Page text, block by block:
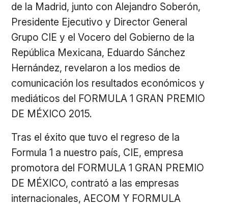
de la Madrid, junto con Alejandro Soberón,
Presidente Ejecutivo y Director General
Grupo CIE y el Vocero del Gobierno de la
República Mexicana, Eduardo Sánchez
Hernández, revelaron a los medios de
comunicación los resultados económicos y
mediáticos del FORMULA 1 GRAN PREMIO
DE MÉXICO 2015.
Tras el éxito que tuvo el regreso de la
Formula 1 a nuestro país, CIE, empresa
promotora del FORMULA 1 GRAN PREMIO
DE MÉXICO, contrató a las empresas
internacionales, AECOM Y FORMULA